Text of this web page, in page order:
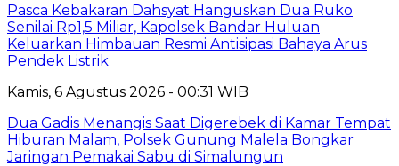
Pasca Kebakaran Dahsyat Hanguskan Dua Ruko
Senilai Rp1,5 Miliar, Kapolsek Bandar Huluan
Keluarkan Himbauan Resmi Antisipasi Bahaya Arus
Pendek Listrik
Kamis, 6 Agustus 2026 - 00:31 WIB
Dua Gadis Menangis Saat Digerebek di Kamar Tempat
Hiburan Malam, Polsek Gunung Malela Bongkar
Jaringan Pemakai Sabu di Simalungun